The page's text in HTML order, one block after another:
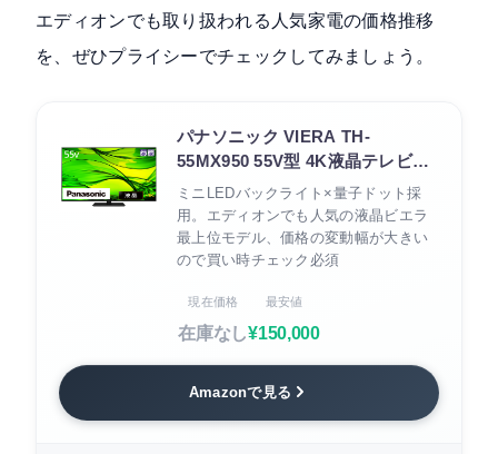
エディオンでも取り扱われる人気家電の価格推移
を、ぜひプライシーでチェックしてみましょう。
パナソニック VIERA TH-
55MX950 55V型 4K液晶テレビ
（2023年モデル）
ミニLEDバックライト×量子ドット採
用。エディオンでも人気の液晶ビエラ
最上位モデル、価格の変動幅が大きい
ので買い時チェック必須
現在価格
在庫なし
最安値
¥150,000
Amazonで見る